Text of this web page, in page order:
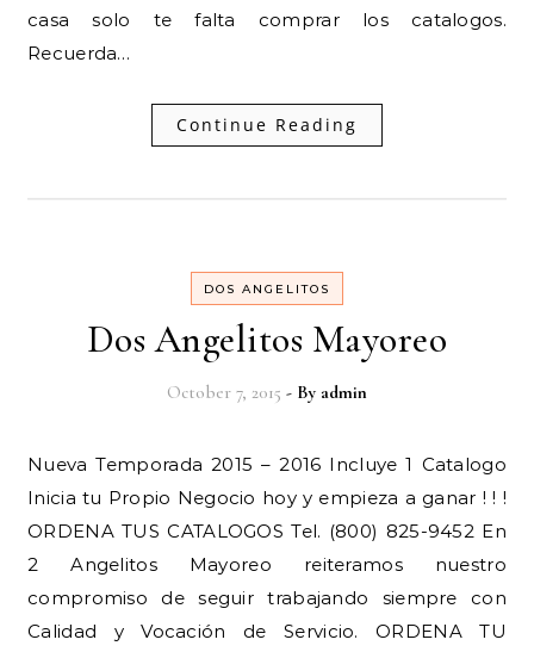
casa solo te falta comprar los catalogos.
Recuerda…
Continue Reading
DOS ANGELITOS
Dos Angelitos Mayoreo
October 7, 2015 - By admin
Nueva Temporada 2015 – 2016 Incluye 1 Catalogo
Inicia tu Propio Negocio hoy y empieza a ganar ! ! !
ORDENA TUS CATALOGOS Tel. (800) 825-9452 En
2 Angelitos Mayoreo reiteramos nuestro
compromiso de seguir trabajando siempre con
Calidad y Vocación de Servicio. ORDENA TU